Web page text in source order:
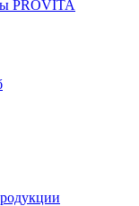
PROVITA